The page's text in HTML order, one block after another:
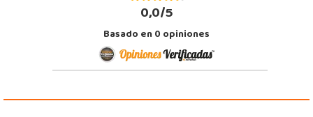
0,0/5
Basado en0opiniones